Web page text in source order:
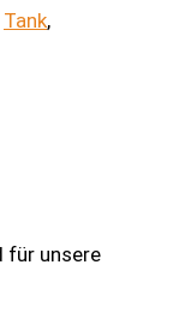
Tank,
für unsere